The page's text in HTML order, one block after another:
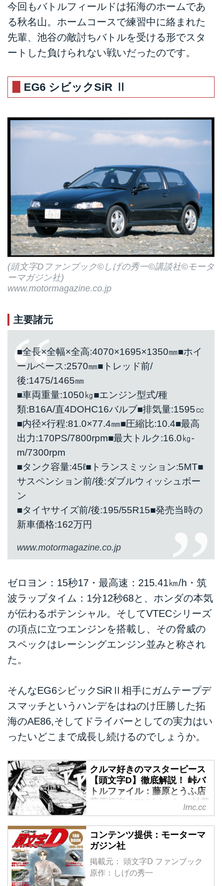
今回もバトルフィールドは拓海のホームであ
る秋名山。ホームコースで練習中に絡まれた
先輩、池谷の敵討ちバトルを受ける形でスタ
ートした負けられない戦いだったのです。
EG6 シビックSiR Ⅱ
(頭文字Dファンブック©しげの秀一©講談社©モータ
ーマガジン社)
www.motormagazine.co.jp
主要諸元
■全長×全幅×全高:4070×1695×1350㎜■ホイ
ールベース:2570㎜■トレッド前/
後:1475/1465㎜
■車両重量:1050㎏■エンジン型式/種
類:B16A/直4DOHC16バルブ■排気量:1595㏄
■内径×行程:81.0×77.4㎜■圧縮比:10.4■最高
出力:170PS/7800rpm■最大トルク:16.0㎏-
m/7300rpm
■タンク容量:45ℓ■トランスミッション:5MT■
サスペンション前/後:ダブルウィッシュボー
ン
■タイヤサイズ前/後:195/55R15■発売当時の
新車価格:162万円
www.motormagazine.co.jp
ゼロヨン：15秒17・最高速：215.41㎞/h・筑
波ラップタイム：1分12秒68と、ホンダの本気
が伝わるポテンシャル。そしてVTECシリーズ
の項点に立つエンジンを搭載し、その脅威の
スペックはレーシングエンジン並みと称され
た。
そんなEG6シビックSiRⅡ相手にガムテープデ
スマッチというハンデをはねのけ圧勝した拓
海のAE86,そしてドライバーとしての実力はい
ったいどこまで成長し続けるのでしょうか。
クルマ好きのマスターピース
【頭文字D】徹底解説！ 峠バ
トルファイル：藤原とうふ店
藤原拓海 AE86トレノ vs 妙義
ナイトキッズ 中里毅 R32 GT-
R VスペックⅡ - LAWRENCE
- Motorcycle x Cars + α =
Your Life.
1995年に講談社の「週刊ヤング
マガジン」で連載が開始された、
lrnc.cc
コンテンツ提供：モーターマ
ガジン社
掲載元： 頭文字D ファンブック
原作：しげの秀一